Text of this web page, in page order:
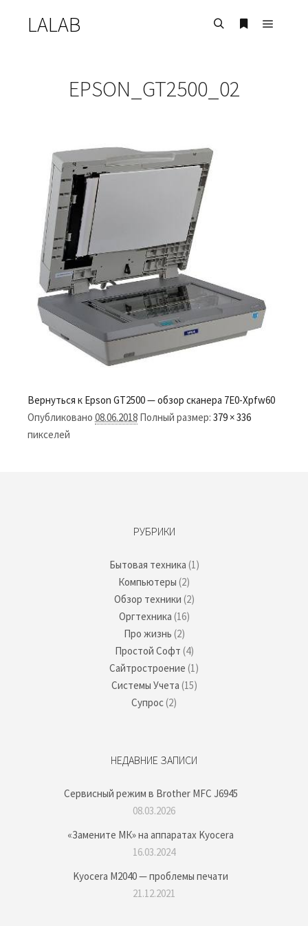
LALAB
EPSON_GT2500_02
Вернуться к Epson GT2500 — обзор сканера 7E0-Xpfw60
Опубликовано 08.06.2018 Полный размер: 379 × 336
пикселей
РУБРИКИ
Бытовая техника (1)
Компьютеры (2)
Обзор техники (2)
Оргтехника (16)
Про жизнь (2)
Простой Софт (4)
Сайтростроение (1)
Системы Учета (15)
Супрос(2)
НЕДАВНИЕ ЗАПИСИ
Сервисный режим в Brother MFC J6945
08.03.2026
«Замените МК» на аппаратах Kyocera
16.03.2024
Kyocera M2040 — проблемы печати
21.12.2021